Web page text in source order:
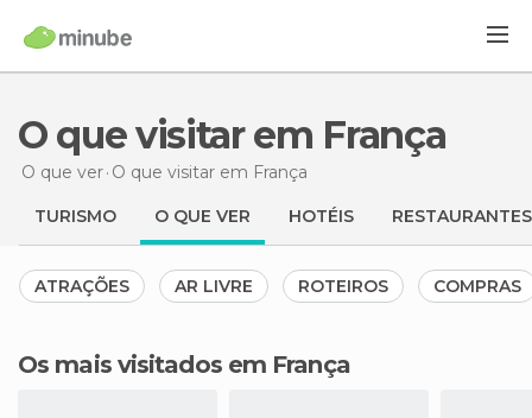
O que visitar em França
O que ver O que visitar em França
TURISMO O QUE VER HOTÉIS RESTAURANTES
ATRAÇÕES AR LIVRE ROTEIROS COMPRAS
Os mais visitados em França